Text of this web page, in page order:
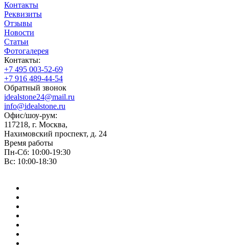
Контакты
Реквизиты
Отзывы
Новости
Статьи
Фотогалерея
Контакты:
+7 495 003-52-69
+7 916 489-44-54
Обратный звонок
idealstone24@mail.ru
info@idealstone.ru
Офис/шоу-рум:
117218, г. Москва,
Нахимовский проспект, д. 24
Время работы
Пн-Сб: 10:00-19:30
Вс: 10:00-18:30